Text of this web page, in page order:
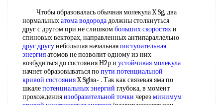
Чтобы образовалась обычная молекула X Sg, два
нормальныхатома водородадолжны столкнуться
друг с другом при не слишкомбольших скоростяхи
спиновых векторах, направленных антипараллельно
друг другунебольшая начальнаяпоступательная
энергияатомов не позволит одному из них
возбудиться до состояния Н2р и устойчивая молекула
начнет образовываться попути потенциальной
кривой состоянияX Sglsa- . Так как связевая яма по
шкалепотенциальных энергий глубока, в момент
прохожденияизобразительной точки через минимум